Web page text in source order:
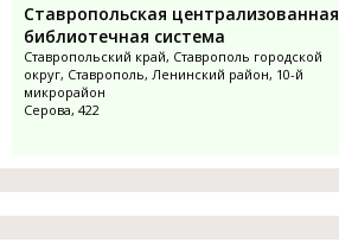
Ставропольская централизованная
библиотечная система
Ставропольский край, Ставрополь городской
округ, Ставрополь, Ленинский район, 10-й
микрорайон
Серова, 422